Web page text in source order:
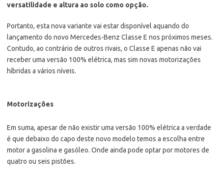
versatilidade e altura ao solo como opção.
Portanto, esta nova variante vai estar disponível aquando do
lançamento do novo Mercedes-Benz Classe E nos próximos meses.
Contudo, ao contrário de outros rivais, o Classe E apenas não vai
receber uma versão 100% elétrica, mas sim novas motorizações
híbridas a vários níveis.
Motorizações
Em suma, apesar de não existir uma versão 100% elétrica a verdade
é que debaixo do capo deste novo modelo temos a escolha entre
motor a gasolina e gasóleo. Onde ainda pode optar por motores de
quatro ou seis pistões.